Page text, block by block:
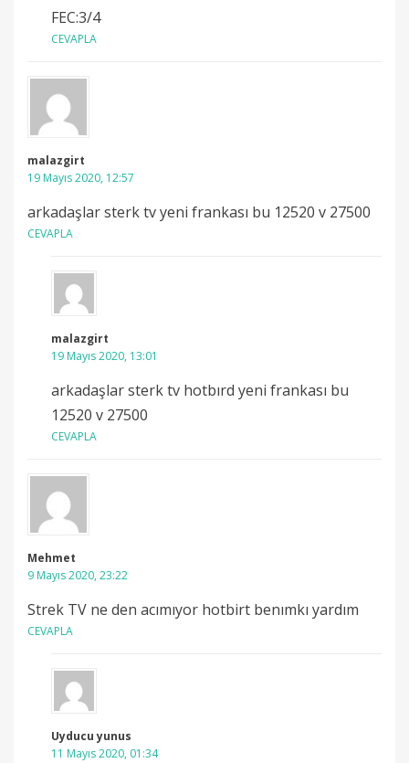
FEC:3/4
CEVAPLA
malazgirt
19 Mayıs 2020, 12:57
arkadaşlar sterk tv yeni frankası bu 12520 v 27500
CEVAPLA
malazgirt
19 Mayıs 2020, 13:01
arkadaşlar sterk tv hotbırd yeni frankası bu
12520 v 27500
CEVAPLA
Mehmet
9 Mayıs 2020, 23:22
Strek TV ne den acımıyor hotbirt benımkı yardım
CEVAPLA
Uyducu yunus
11 Mayıs 2020, 01:34